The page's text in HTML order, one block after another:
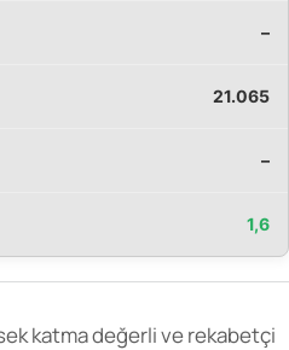
–
21.065
–
1,6
katma değerli ve rekabetçi